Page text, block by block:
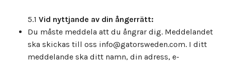
5.1 Vid nyttjande av din ångerrätt:
Du måste meddela att du ångrar dig. Meddelandet
ska skickas till oss info@gatorsweden.com. I ditt
meddelande ska ditt namn, din adress, e-